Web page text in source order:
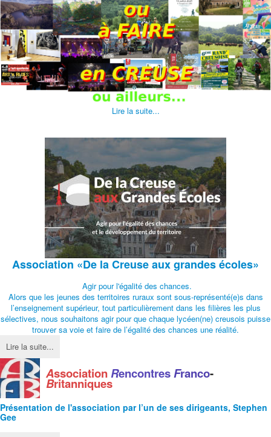
Lire la suite...
Association «De la Creuse aux grandes écoles»
Agir pour l'égalité des chances.
Alors que les jeunes des territoires ruraux sont sous-représenté(e)s dans
l’enseignement supérieur, tout particulièrement dans les filières les plus
sélectives, nous souhaitons agir pour que chaque lycéen(ne) creusois puisse
trouver sa voie et faire de l’égalité des chances une réalité.
Lire la suite...
AssociationRencontresFranco-
Britanniques
Présentation de l'association par l’un de ses dirigeants, Stephen
Gee